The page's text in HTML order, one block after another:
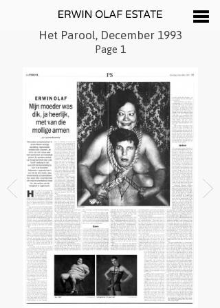
Het Parool, December 1993
Page 1